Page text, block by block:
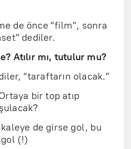
de önce “film”, sonra
dediler.
Atılır mı, tutulur mu?
“taraftarın olacak.”
bir top atıp
de girse gol, bu
(!)